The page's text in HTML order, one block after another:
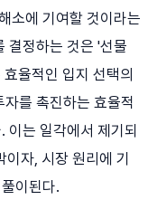
소에 기여할 것이라는
결정하는 것은 '선물
율적인 입지 선택의
를 촉진하는 효율적
이는 일각에서 제기되
이자, 시장 원리에 기
이된다.